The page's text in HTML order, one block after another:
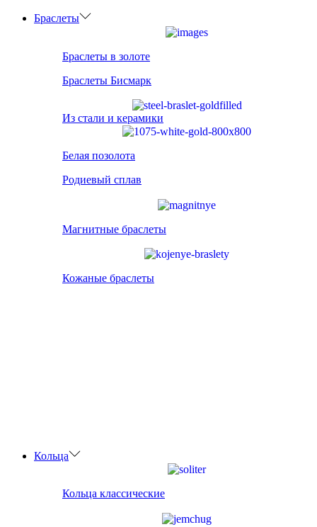
Браслеты
Браслеты в золоте
Браслеты Бисмарк
Из стали и керамики
Белая позолота
Родиевый сплав
Магнитные браслеты
Кожаные браслеты
Кольца
Кольца классические